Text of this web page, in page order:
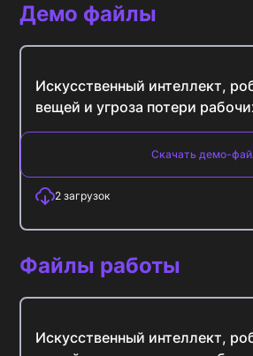
Демо файлы
Искусственный интеллект,
вещей и угроза потери
Скачать демо-
2 загрузок
Файлы работы
Искусственный интеллект,